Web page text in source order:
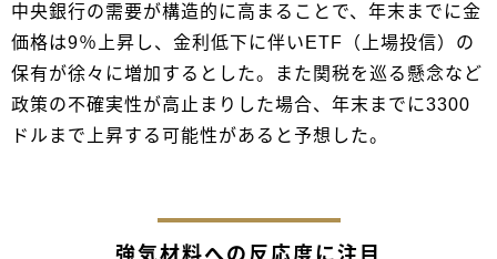
中央銀行の需要が構造的に高まることで、年末までに金
価格は9％上昇し、金利低下に伴いETF（上場投信）の
保有が徐々に増加するとした。また関税を巡る懸念など
政策の不確実性が高止まりした場合、年末までに3300
ドルまで上昇する可能性があると予想した。
強気材料への反応度に注目